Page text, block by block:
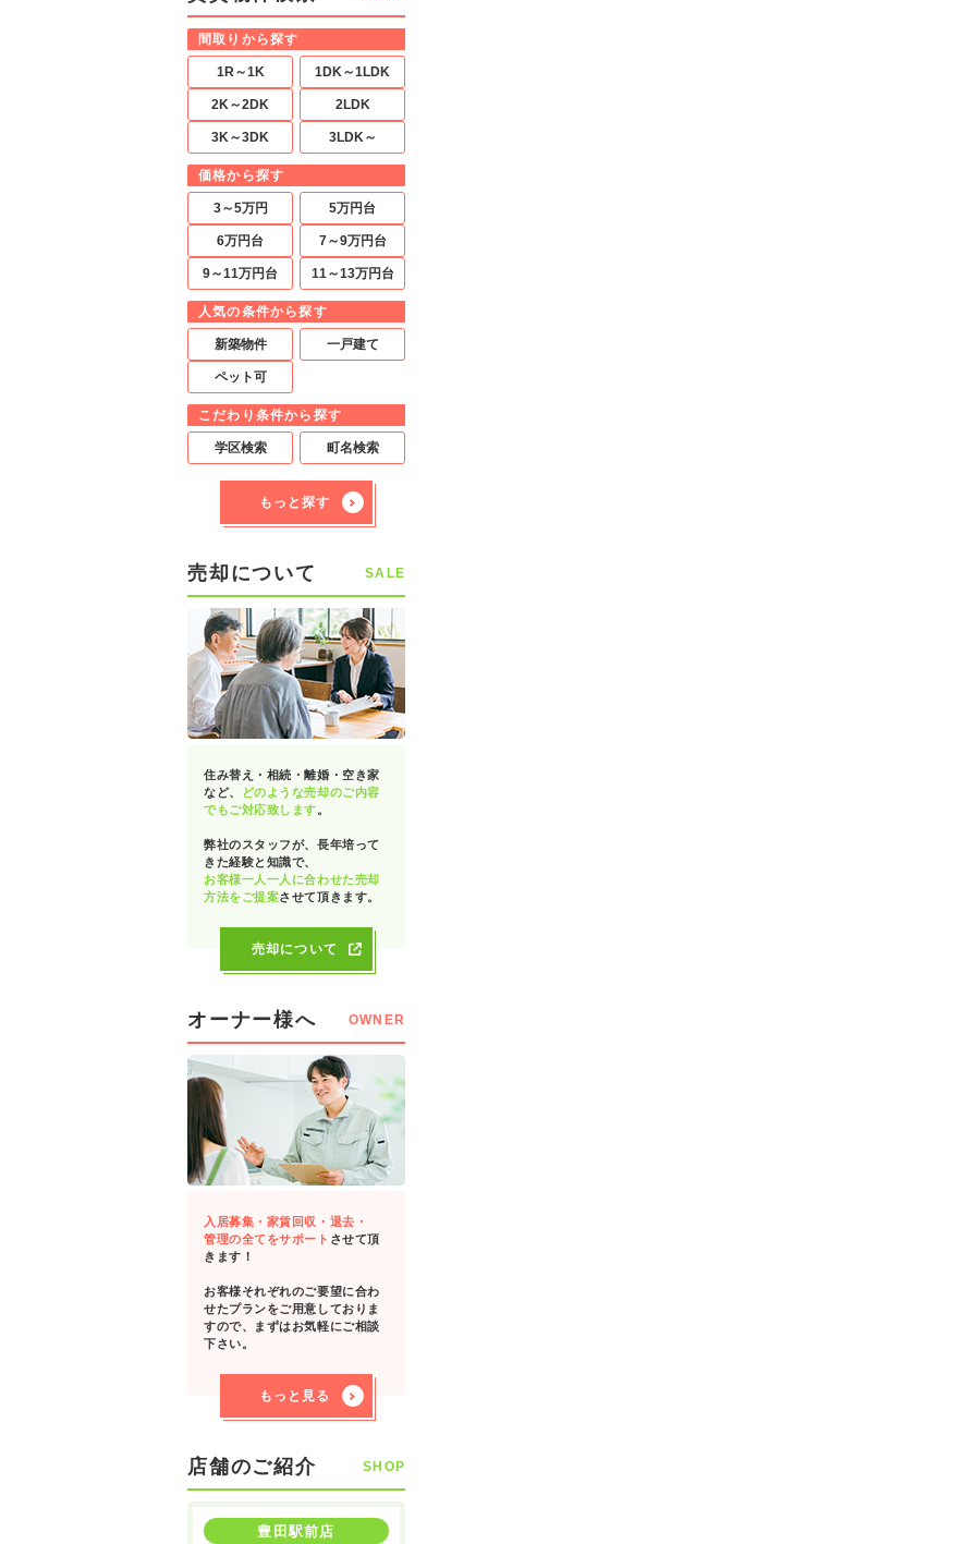
間取りから探す
1R～1K 1DK～1LDK
2K～2DK 2LDK
3K～3DK 3LDK～
価格から探す
3～5万円 5万円台
6万円台 7～9万円台
9～11万円台 11～13万円台
人気の条件から探す
新築物件 一戸建て
ペット可
こだわり条件から探す
学区検索 町名検索
もっと探す
売却について SALE
住み替え・相続・離婚・空き家
など、
どのような売却のご内容
でもご対応致します。
弊社のスタッフが、長年培って
きた経験と知識で、
お客様一人一人に合わせた売却
方法をご提案させて頂きます。
売却について
オーナー様へ OWNER
入居募集・家賃回収・退去・
管理の全てをサポート させて頂
きます！
お客様それぞれのご要望に合わ
せたプランをご用意しておりま
すので、まずはお気軽にご相談
下さい。
もっと見る
店舗のご紹介 SHOP
豊田駅前店